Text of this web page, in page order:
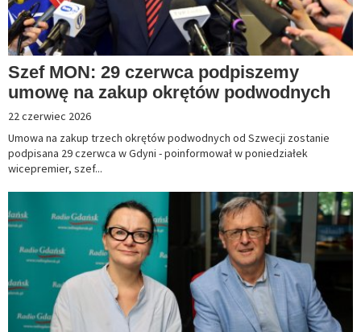
Szef MON: 29 czerwca podpiszemy
umowę na zakup okrętów podwodnych
22 czerwiec 2026
Umowa na zakup trzech okrętów podwodnych od Szwecji zostanie
podpisana 29 czerwca w Gdyni - poinformował w poniedziałek
wicepremier, szef...